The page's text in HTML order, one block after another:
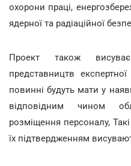
охорони праці,
ядерної та радіаційної
Проект також
представництв
повинні будуть мати у
відповідним чином
розміщення персоналу,
їх підтвердженням